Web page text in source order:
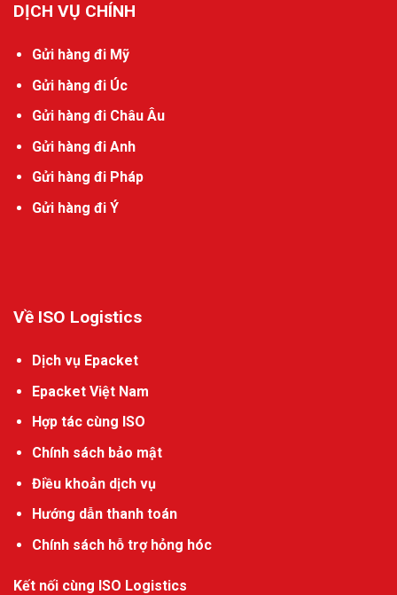
DỊCH VỤ CHÍNH
Gửi hàng đi Mỹ
Gửi hàng đi Úc
Gửi hàng đi Châu Âu
Gửi hàng đi Anh
Gửi hàng đi Pháp
Gửi hàng đi Ý
Về ISO Logistics
Dịch vụ Epacket
Epacket Việt Nam
Hợp tác cùng ISO
Chính sách bảo mật
Điều khoản dịch vụ
Hướng dẫn thanh toán
Chính sách hỗ trợ hỏng hóc
Kết nối cùng ISO Logistics